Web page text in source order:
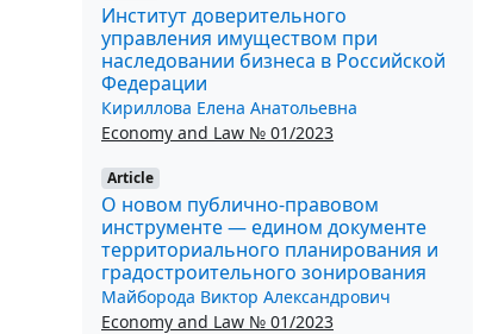
Институт доверительного
управления имуществом при
наследовании бизнеса в Российской
Федерации
Кириллова Елена Анатольевна
Economy and Law № 01/2023
Article
О новом публично-правовом
инструменте — едином документе
территориального планирования и
градостроительного зонирования
Майборода Виктор Александрович
Economy and Law № 01/2023